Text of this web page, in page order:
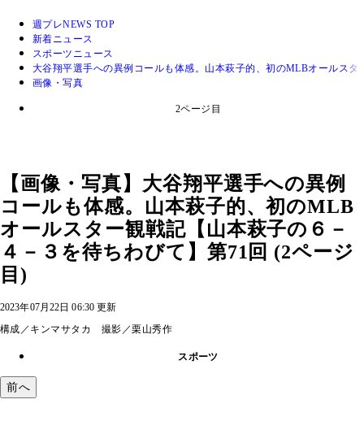
週プレNEWS TOP
新着ニュース
スポーツニュース
大谷翔平選手への異例コールも体感。山本萩子的、初のMLBオールス
画像・写真
2ページ目
【画像・写真】大谷翔平選手への異例
コールも体感。山本萩子的、初のMLB
オールスター観戦記【山本萩子の６－
４－３を待ちわびて】第71回 (2ページ
目)
2023年07月22日 06:30 更新
構成／キンマサタカ 撮影／栗山秀作
スポーツ
前へ